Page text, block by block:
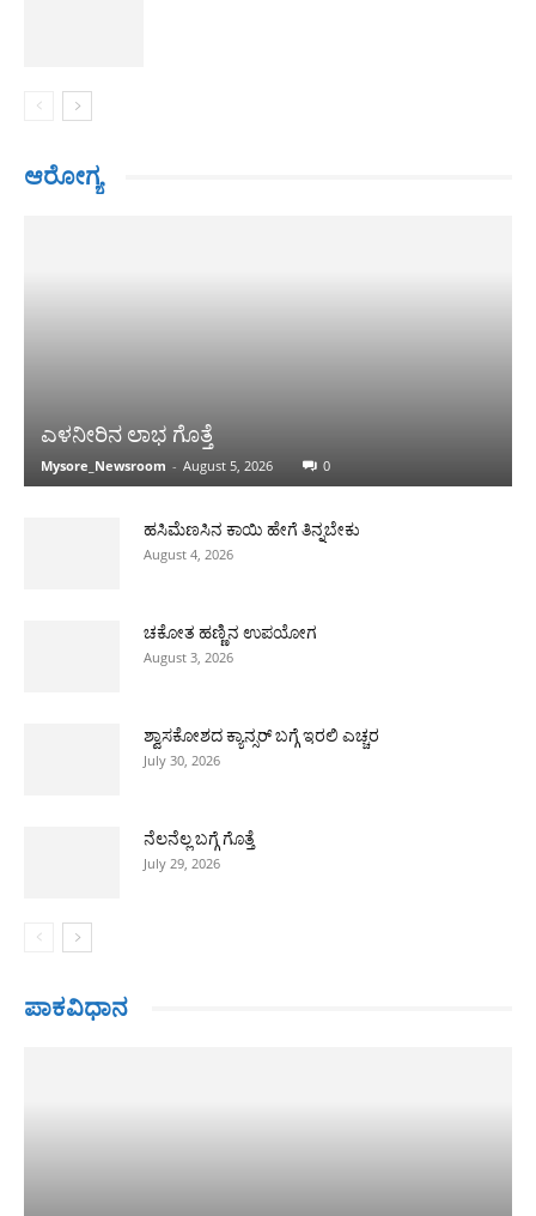
ಆರೋಗ್ಯ
ಎಳನೀರಿನ ಲಾಭ ಗೊತ್ತೆ
Mysore_Newsroom - August 5, 2026 0
ಹಸಿಮೆಣಸಿನ ಕಾಯಿ ಹೇಗೆ ತಿನ್ನಬೇಕು
August 4, 2026
ಚಕೋತ ಹಣ್ಣಿನ ಉಪಯೋಗ
August 3, 2026
ಶ್ವಾಸಕೋಶದ ಕ್ಯಾನ್ಸರ್ ಬಗ್ಗೆ ಇರಲಿ ಎಚ್ಚರ
July 30, 2026
ನೆಲನೆಲ್ಲ ಬಗ್ಗೆ ಗೊತ್ತೆ
July 29, 2026
ಪಾಕವಿಧಾನ